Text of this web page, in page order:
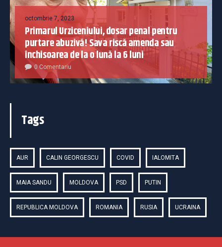
octombrie 7, 2023
Primarul Urziceniului, dosar penal pentru
purtare abuzivă! Sava riscă amenda sau
închisoarea de la o lună la 6 luni
0 Comentariu
Tags
AUR CALIN GEORGESCU COVID IALOMITA
MAIA SANDU MOLDOVA PSD PUTIN
REPUBLICA MOLDOVA ROMANIA RUSIA UCRAINA